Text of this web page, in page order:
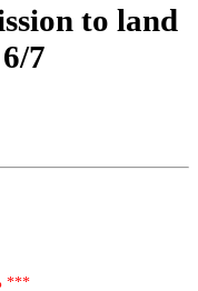
to land
7
***